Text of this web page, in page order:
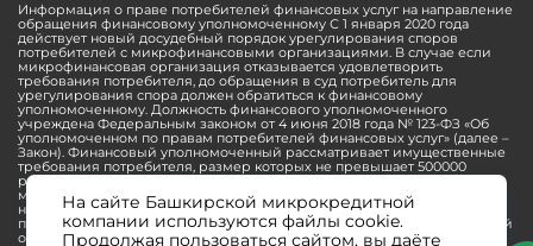
На сайте Башкирской микрокредитной
компании используются файлы cookie.
Продолжая пользоваться сайтом, вы даёте
Информация о праве потребителей финансовых услуг на направление
обращения финансовому уполномоченному С 1 января 2020 года
действует новый досудебный порядок урегулирования споров
потребителей с микрофинансовыми организациями. В случае если
микрофинансовая организация отказывается удовлетворить
требования потребителя, до обращения в суд потребитель для
урегулирования спора должен обратиться к финансовому
уполномоченному. Должность финансового уполномоченного
учреждена Федеральным законом от 4 июня 2018 года № 123-ФЗ «Об
уполномоченном по правам потребителей финансовых услуг» (далее –
Закон). Финансовый уполномоченный рассматривает имущественные
требования потребителя, размер которых не превышает 500000
рублей. Обращение потребителя финансовому уполномоченному
может быть направлено в электронной форме через личный кабинет
на официальном сайте финансового уполномоченного или в
письменной форме. Прием и рассмотрение обращений потребителей
осуществляется финансовым уполномоченным бесплатно. До